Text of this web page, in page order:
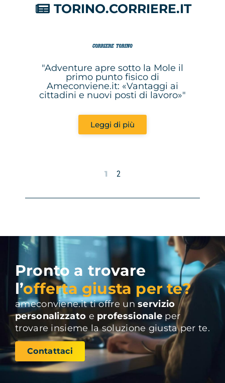
TORINO.CORRIERE.IT
"Adventure apre sotto la Mole il
primo punto fisico di
Ameconviene.it: «Vantaggi ai
cittadini e nuovi posti di lavoro»"
Leggi di più
1 2
Pronto a trovare
l’offerta giusta per te?
ameconviene.it ti offre unservizio
personalizzato e professionale per
trovare insieme la soluzione giusta per te.
Contattaci